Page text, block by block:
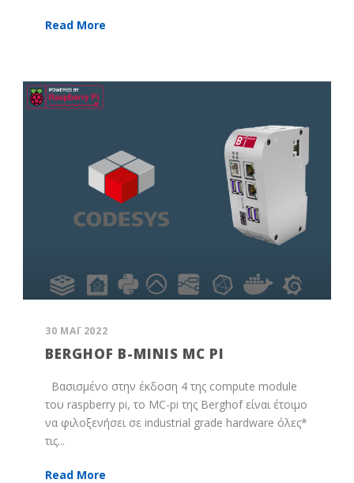
Read More
30 ΜΆΙ 2022
BERGHOF B-MINIS MC PI
Βασισμένο στην έκδοση 4 της compute module
του raspberry pi, το MC-pi της Berghof είναι έτοιμο
να φιλοξενήσει σε industrial grade hardware όλες*
τις...
Read More